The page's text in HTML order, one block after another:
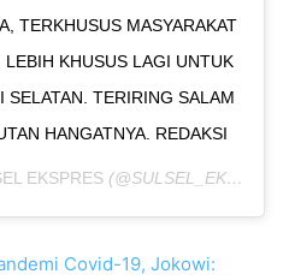
TERKHUSUS MASYARAKAT
KHUSUS LAGI UNTUK
SELATAN. TERIRING SALAM
HANGATNYA. REDAKSI
EKSPRES (@SULSEL_EKSPRES) ON
Covid-19, Jokowi: